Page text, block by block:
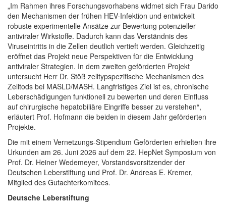
„Im Rahmen ihres Forschungsvorhabens widmet sich Frau Darido
den Mechanismen der frühen HEV-Infektion und entwickelt
robuste experimentelle Ansätze zur Bewertung potenzieller
antiviraler Wirkstoffe. Dadurch kann das Verständnis des
Viruseintritts in die Zellen deutlich vertieft werden. Gleichzeitig
eröffnet das Projekt neue Perspektiven für die Entwicklung
antiviraler Strategien. In dem zweiten geförderten Projekt
untersucht Herr Dr. Stöß zelltypspezifische Mechanismen des
Zelltods bei MASLD/MASH. Langfristiges Ziel ist es, chronische
Leberschädigungen funktionell zu bewerten und deren Einfluss
auf chirurgische hepatobiliäre Eingriffe besser zu verstehen“,
erläutert Prof. Hofmann die beiden in diesem Jahr geförderten
Projekte.
Die mit einem Vernetzungs-Stipendium Geförderten erhielten ihre
Urkunden am 26. Juni 2026 auf dem 22. HepNet Symposium von
Prof. Dr. Heiner Wedemeyer, Vorstandsvorsitzender der
Deutschen Leberstiftung und Prof. Dr. Andreas E. Kremer,
Mitglied des Gutachterkomitees.
Deutsche Leberstiftung